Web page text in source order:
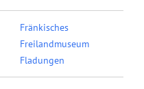
Fränkisches
Freilandmuseum
Fladungen